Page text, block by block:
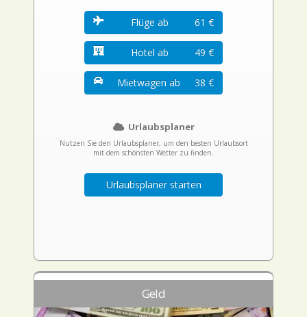
Flüge ab 61 €
Hotel ab 49 €
Mietwagen ab 38 €
Urlaubsplaner
Nutzen Sie den Urlaubsplaner, um den besten Urlaubsort
mit dem schönsten Wetter zu finden.
Urlaubsplaner starten
Geld